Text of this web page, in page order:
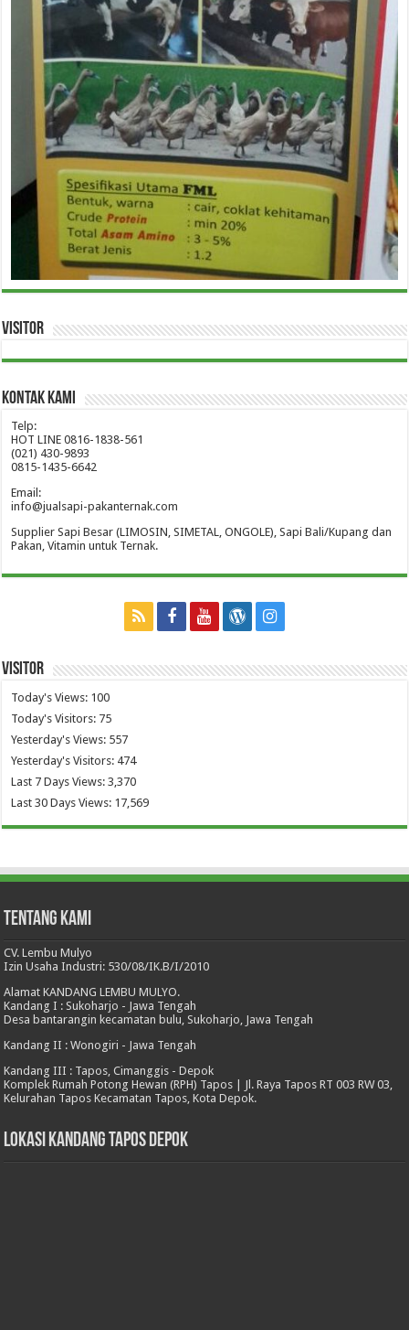
Visitor
Kontak Kami
Telp:
HOT LINE 0816-1838-561
(021) 430-9893
0815-1435-6642
Email:
info@jualsapi-pakanternak.com
Supplier Sapi Besar (LIMOSIN, SIMETAL, ONGOLE), Sapi Bali/Kupang dan
Pakan, Vitamin untuk Ternak.
Visitor
Today's Views: 100
Today's Visitors: 75
Yesterday's Views: 557
Yesterday's Visitors: 474
Last 7 Days Views:3,370
Last 30 Days Views: 17,569
Tentang Kami
CV. Lembu Mulyo
Izin Usaha Industri: 530/08/IK.B/I/2010
Alamat KANDANG LEMBU MULYO.
Kandang I : Sukoharjo - Jawa Tengah
Desa bantarangin kecamatan bulu, Sukoharjo, Jawa Tengah
Kandang II : Wonogiri - Jawa Tengah
Kandang III : Tapos, Cimanggis - Depok
Komplek Rumah Potong Hewan (RPH) Tapos | Jl. Raya Tapos RT 003 RW 03,
Kelurahan Tapos Kecamatan Tapos, Kota Depok.
Lokasi Kandang Tapos Depok